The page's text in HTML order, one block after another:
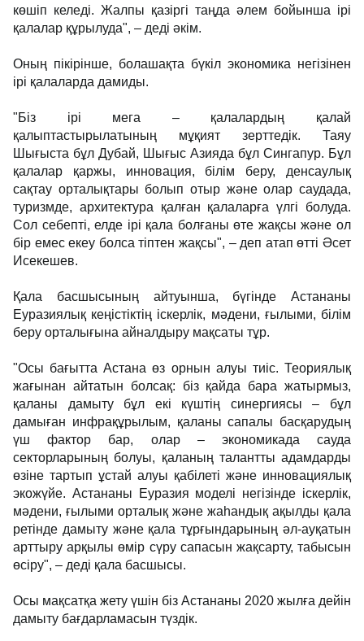
көшіп келеді. Жалпы қазіргі таңда әлем бойынша ірі
қалалар құрылуда", – деді әкім.
Оның пікірінше, болашақта бүкіл экономика негізінен
ірі қалаларда дамиды.
"Біз ірі мега – қалалардың қалай
қалыптастырылатының мұқият зерттедік. Таяу
Шығыста бұл Дубай, Шығыс Азияда бұл Сингапур. Бұл
қалалар қаржы, инновация, білім беру, денсаулық
сақтау орталықтары болып отыр және олар саудада,
туризмде, архитектура қалған қалаларға үлгі болуда.
Сол себепті, елде ірі қала болғаны өте жақсы және ол
бір емес екеу болса тіптен жақсы", – деп атап өтті Әсет
Исекешев.
Қала басшысының айтуынша, бүгінде Астананы
Еуразиялық кеңістіктің іскерлік, мәдени, ғылыми, білім
беру орталығына айналдыру мақсаты тұр.
"Осы бағытта Астана өз орнын алуы тиіс. Теориялық
жағынан айтатын болсақ: біз қайда бара жатырмыз,
қаланы дамыту бұл екі күштің синергиясы – бұл
дамыған инфрақұрылым, қаланы сапалы басқарудың
үш фактор бар, олар – экономикада сауда
секторларының болуы, қаланың талантты адамдарды
өзіне тартып ұстай алуы қабілеті және инновациялық
экожүйе. Астананы Еуразия моделі негізінде іскерлік,
мәдени, ғылыми орталық және жаһандық ақылды қала
ретінде дамыту және қала тұрғындарының әл-ауқатын
арттыру арқылы өмір сүру сапасын жақсарту, табысын
өсіру", – деді қала басшысы.
Осы мақсатқа жету үшін біз Астананы 2020 жылға дейін
дамыту бағдарламасын түздік.